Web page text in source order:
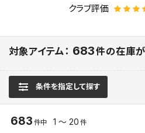
クラブ評価
対象アイテム： 683件の在庫
条件を指定して探す
683 件中 1 ～ 20 件